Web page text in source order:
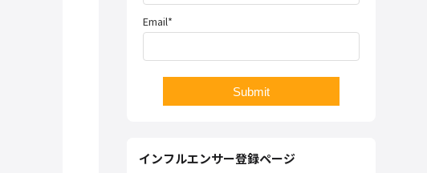
Email*
インフルエンサー登録ページ